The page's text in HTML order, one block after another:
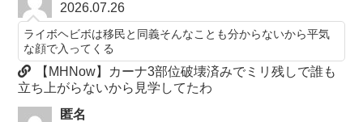
2026.07.26
ライボヘビボは移民と同義そんなことも分からないから平気
な顔で入ってくる
【MHNow】カーナ3部位破壊済みでミリ残しで誰も
立ち上がらないから見学してたわ
匿名